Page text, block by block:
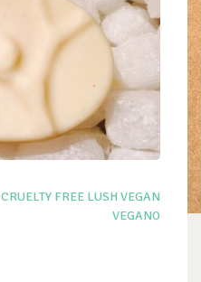
CRUELTY FREE LUSH VEGAN
VEGANO